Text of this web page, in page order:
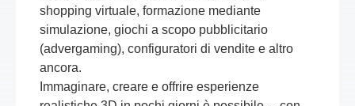
shopping virtuale, formazione mediante
simulazione, giochi a scopo pubblicitario
(advergaming), configuratori di vendite e altro
ancora.
Immaginare, creare e offrire esperienze